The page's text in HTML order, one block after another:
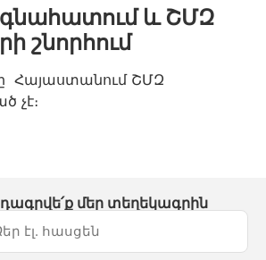
գնահատում և ՇՄԶ
շնորհում
Հայաստանում ՇՄԶ
չէ։
մեր տեղեկագրին